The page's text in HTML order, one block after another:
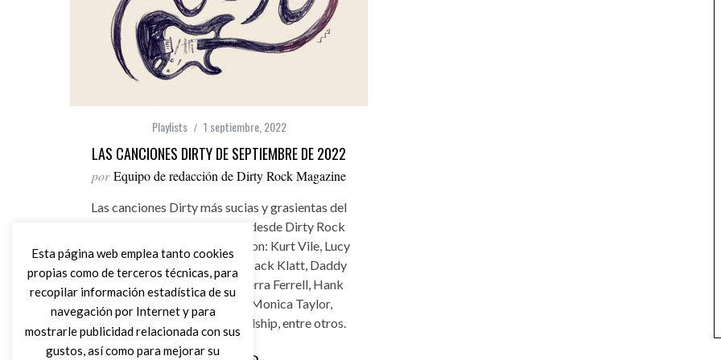
Playlists 1 septiembre, 2022
LAS CANCIONES DIRTY DE SEPTIEMBRE DE 2022
por Equipo de redacción de Dirty Rock Magazine
Las canciones Dirty más sucias y grasientas del
mes de septiembre de 2022, desde Dirty Rock
Spotify para todos vosotros con: Kurt Vile, Lucy
Dacus, Los Zigarros, Belako, Jack Klatt, Daddy
Long Legs, Taylor McCall, Sierra Ferrell, Hank
Williams Jr., Carter Felker, Monica Taylor,
Halfway, Marcus King, Friendship, entre otros.
Esta página web emplea tanto cookies
propias como de terceros técnicas, para
recopilar información estadística de su
navegación por Internet y para
mostrarle publicidad relacionada con sus
gustos, así como para mejorar su